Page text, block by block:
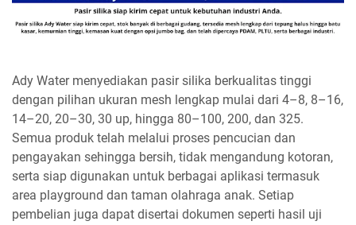
Ady Water menyediakan pasir silika berkualitas tinggi
dengan pilihan ukuran mesh lengkap mulai dari 4–8, 8–16,
14–20, 20–30, 30 up, hingga 80–100, 200, dan 325.
Semua produk telah melalui proses pencucian dan
pengayakan sehingga bersih, tidak mengandung kotoran,
serta siap digunakan untuk berbagai aplikasi termasuk
area playground dan taman olahraga anak. Setiap
pembelian juga dapat disertai dokumen seperti hasil uji